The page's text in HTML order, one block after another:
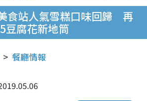
食站人氣雪糕口味回歸 再
豆腐花新地筒
餐廳情報